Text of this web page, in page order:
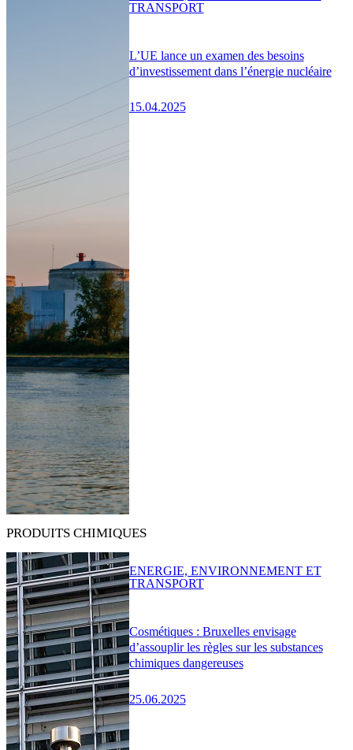
L’UE lance un examen des besoins
d’investissement dans l’énergie nucléaire
15.04.2025
TRANSPORT
PRODUITS CHIMIQUES
Cosmétiques : Bruxelles envisage
d’assouplir les règles sur les substances
chimiques dangereuses
25.06.2025
ENERGIE, ENVIRONNEMENT ET
TRANSPORT